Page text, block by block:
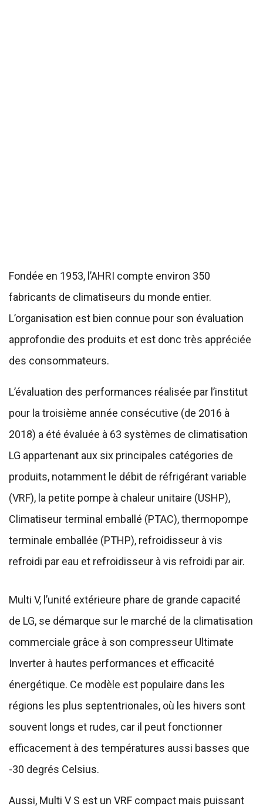
Fondée en 1953, l’AHRI compte environ 350
fabricants de climatiseurs du monde entier.
L’organisation est bien connue pour son évaluation
approfondie des produits et est donc très appréciée
des consommateurs.
L’évaluation des performances réalisée par l’institut
pour la troisième année consécutive (de 2016 à
2018) a été évaluée à 63 systèmes de climatisation
LG appartenant aux six principales catégories de
produits, notamment le débit de réfrigérant variable
(VRF), la petite pompe à chaleur unitaire (USHP),
Climatiseur terminal emballé (PTAC), thermopompe
terminale emballée (PTHP), refroidisseur à vis
refroidi par eau et refroidisseur à vis refroidi par air.
Multi V, l’unité extérieure phare de grande capacité
de LG, se démarque sur le marché de la climatisation
commerciale grâce à son compresseur Ultimate
Inverter à hautes performances et efficacité
énergétique. Ce modèle est populaire dans les
régions les plus septentrionales, où les hivers sont
souvent longs et rudes, car il peut fonctionner
efficacement à des températures aussi basses que
-30 degrés Celsius.
Aussi, Multi V S est un VRF compact mais puissant